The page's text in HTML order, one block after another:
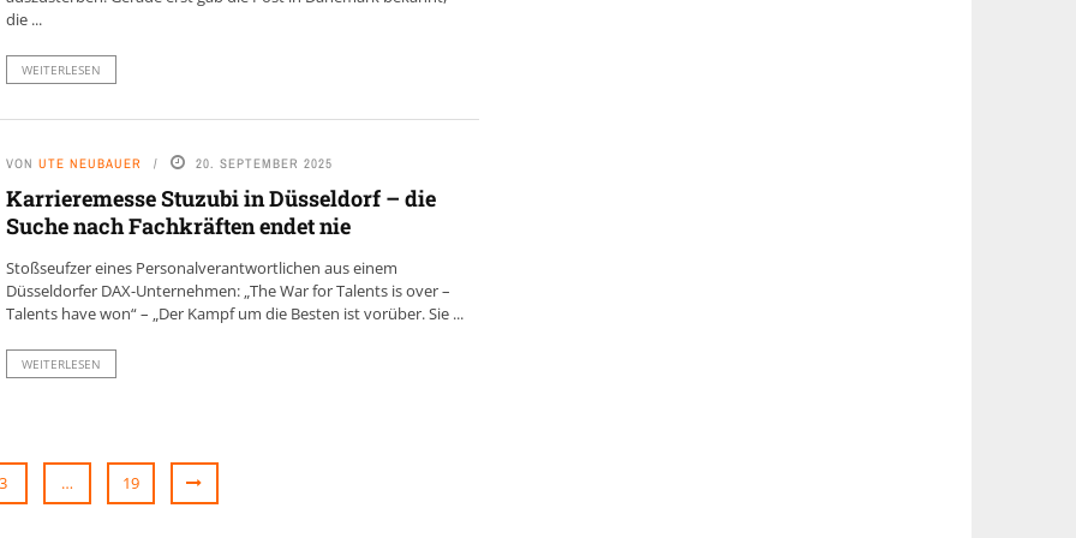
die ...
WEITERLESEN
VON UTE NEUBAUER 20. SEPTEMBER 2025
Karrieremesse Stuzubi in Düsseldorf – die
Suche nach Fachkräften endet nie
Stoßseufzer eines Personalverantwortlichen aus einem
Düsseldorfer DAX-Unternehmen: „The War for Talents is over –
Talents have won“ – „Der Kampf um die Besten ist vorüber. Sie ...
WEITERLESEN
3 … 19